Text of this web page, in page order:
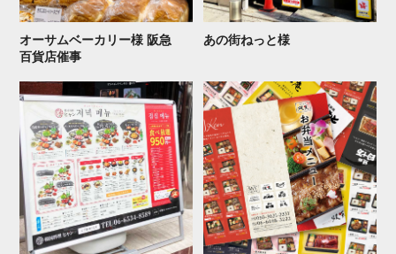
オーサムベーカリー様 阪急
百 貨 店 催 事
あの街 ね っ と 様